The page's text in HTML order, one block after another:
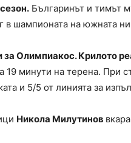
Българинът и тимът
в шампионата на южната
за Олимпиакос. Крилото
19 минути на терена. При
и 5/5 от линията за
Никола Милутинов